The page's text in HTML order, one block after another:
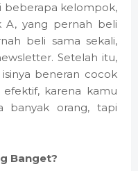
beberapa kelompok,
A, yang pernah beli
beli sama sekali,
Setelah itu,
beneran cocok
karena kamu
banyak orang, tapi
Banget?